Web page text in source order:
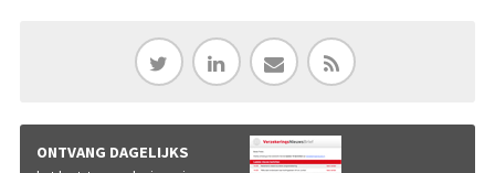
ONTVANG DAGELIJKS